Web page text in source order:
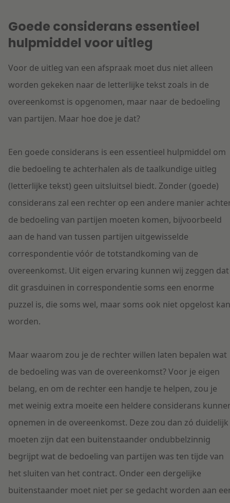
Goede considerans essentieel
hulpmiddel voor uitleg
Voor de uitleg van een afspraak moet dus niet alleen
worden gekeken naar de letterlijke tekst zoals in de
overeenkomst is opgenomen, maar naar de bedoeling
van partijen. Maar hoe doe je dat?
Een goede considerans is een essentieel hulpmiddel om
die bedoeling te achterhalen als de taalkundige uitleg
(letterlijke tekst) geen uitsluitsel biedt. Zonder (goede)
considerans zal een rechter op een andere manier
de bedoeling van partijen moeten komen, bijvoorbeeld
aan de hand van tussen partijen uitgewisselde
correspondentie vóór de totstandkoming van de
overeenkomst. Uit eigen ervaring kunnen wij zeggen dat
dit grasduinen in correspondentie soms een enorme
puzzel is, die soms wel, maar soms ook niet opgelost kan
worden.
Maar waarom zou je de rechter willen laten bepalen wat
de bedoeling was van de overeenkomst? Voor je eigen
belang, en om de rechter een handje te helpen, zou je
met weinig extra moeite een heldere considerans
opnemen in de overeenkomst. Deze zou dan zó duidelijk
moeten zijn dat een buitenstaander ondubbelzinnig
begrijpt wat de bedoeling van partijen was ten tijde van
het sluiten van het contract. Onder een dergelijke
buitenstaander moet niet per se gedacht worden aan